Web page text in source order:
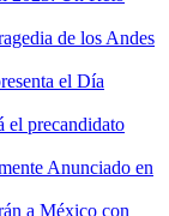
de los Andes
el Día
el precandidato
Anunciado en
a México con